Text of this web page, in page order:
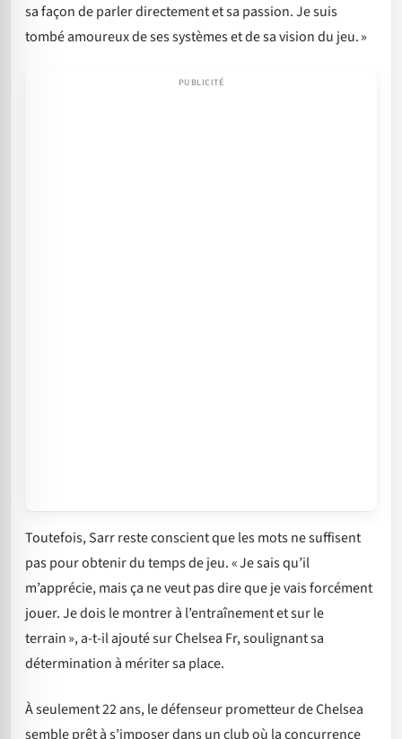
sa façon de parler directement et sa passion. Je suis
tombé amoureux de ses systèmes et de sa vision du jeu. »
Toutefois, Sarr reste conscient que les mots ne suffisent
pas pour obtenir du temps de jeu. « Je sais qu’il
m’apprécie, mais ça ne veut pas dire que je vais forcément
jouer. Je dois le montrer à l’entraînement et sur le
terrain », a-t-il ajouté sur Chelsea Fr, soulignant sa
détermination à mériter sa place.
À seulement 22 ans, le défenseur prometteur de Chelsea
semble prêt à s’imposer dans un club où la concurrence